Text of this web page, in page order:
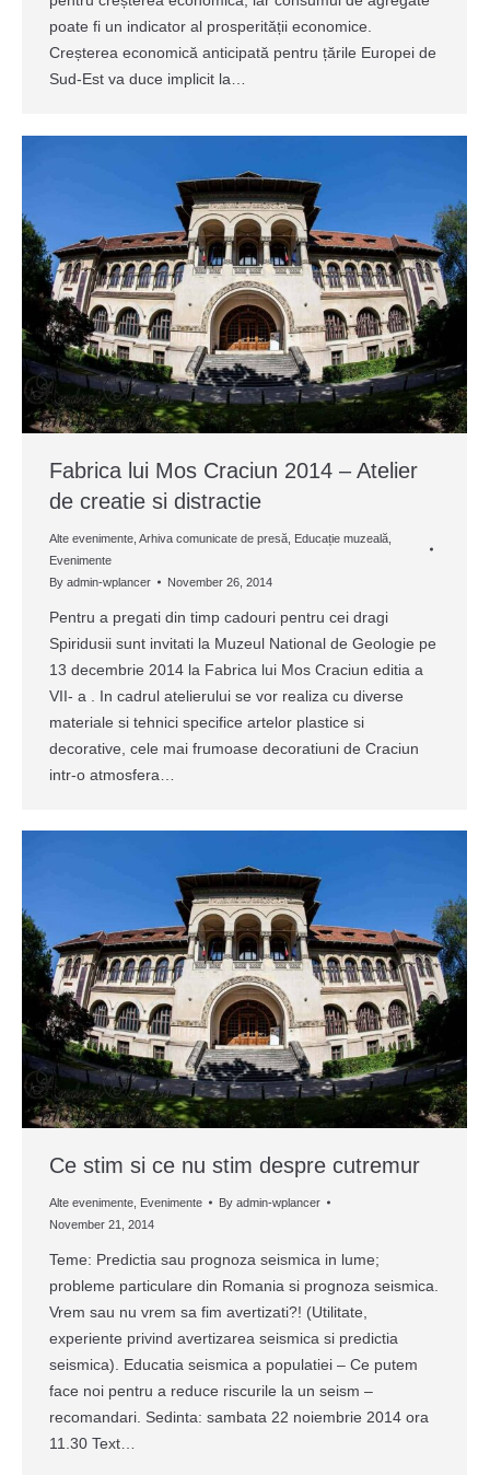
poate fi un indicator al prosperității economice.
Creșterea economică anticipată pentru țările Europei de
Sud-Est va duce implicit la…
Fabrica lui Mos Craciun 2014 – Atelier
de creatie si distractie
Alte evenimente Arhiva comunicate de presă Educație muzeală
Evenimente
By admin-wplancer November 26, 2014
Pentru a pregati din timp cadouri pentru cei dragi
Spiridusii sunt invitati la Muzeul National de Geologie pe
13 decembrie 2014 la Fabrica lui Mos Craciun editia a
VII- a . In cadrul atelierului se vor realiza cu diverse
materiale si tehnici specifice artelor plastice si
decorative, cele mai frumoase decoratiuni de Craciun
intr-o atmosfera…
Ce stim si ce nu stim despre cutremur
Alte evenimente Evenimente By admin-wplancer
November 21, 2014
Teme: Predictia sau prognoza seismica in lume;
probleme particulare din Romania si prognoza seismica.
Vrem sau nu vrem sa fim avertizati?! (Utilitate,
experiente privind avertizarea seismica si predictia
seismica). Educatia seismica a populatiei – Ce putem
face noi pentru a reduce riscurile la un seism –
recomandari. Sedinta: sambata 22 noiembrie 2014 ora
11.30 Text…